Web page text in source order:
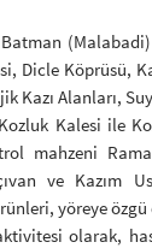
Dicle Köprüsü,
Kazı Alanları,
Kalesi ile
mahzeni
ve Kazım
yöreye
olarak,